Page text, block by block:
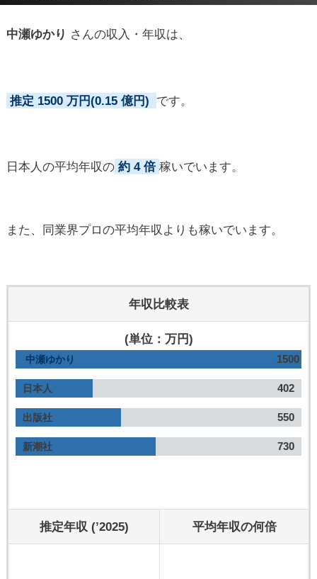
中瀬ゆかり さんの収入・年収は、
推定 1500 万円(0.15 億円) です。
日本人の平均年収の 約 4 倍 稼いでいます。
また、同業界プロの平均年収よりも稼いでいます。
年収比較表
(単位：万円)
中瀬ゆかり 1500
日本人 402
出版社 550
新潮社 730
推定年収 (’2025) 平均年収の何倍